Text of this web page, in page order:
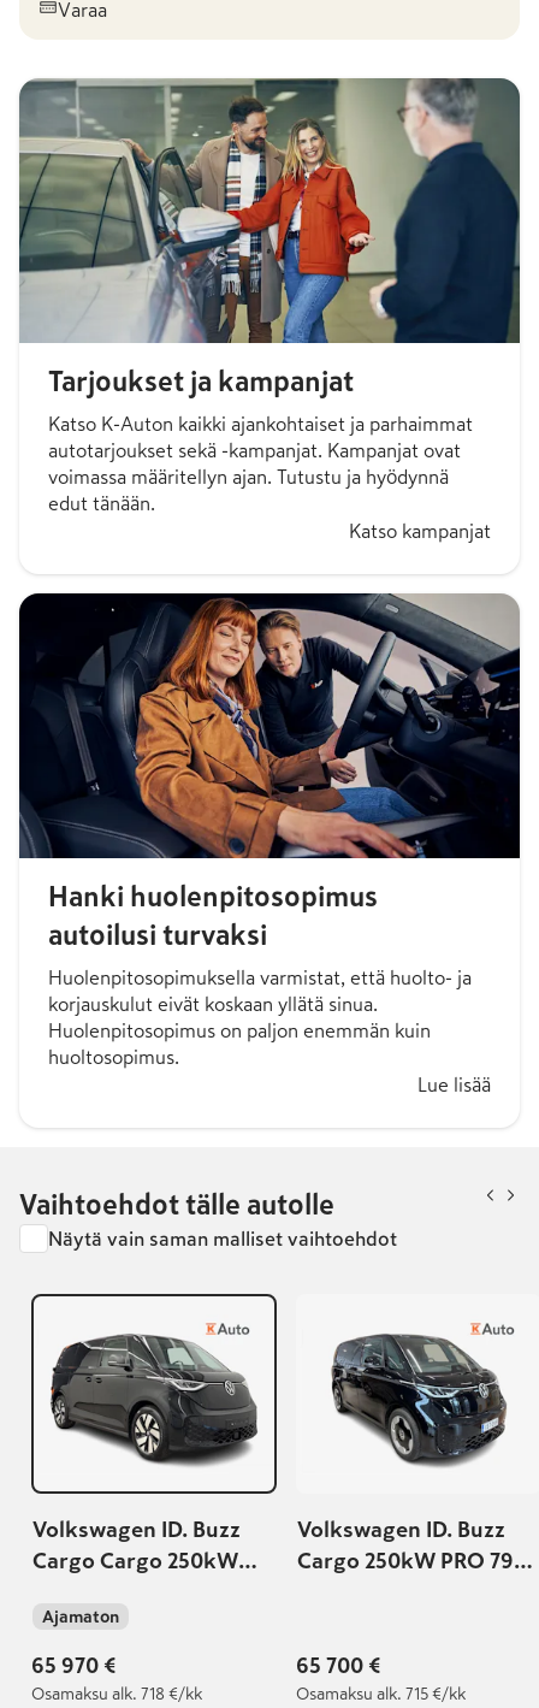
Varaa
Tarjoukset ja kampanjat
Katso K-Auton kaikki ajankohtaiset ja parhaimmat
autotarjoukset sekä -kampanjat. Kampanjat ovat
voimassa määritellyn ajan. Tutustu ja hyödynnä
edut tänään.
Katso kampanjat
Hanki huolenpitosopimus
autoilusi turvaksi
Huolenpitosopimuksella varmistat, että huolto- ja
korjauskulut eivät koskaan yllätä sinua.
Huolenpitosopimus on paljon enemmän kuin
huoltosopimus.
Lue lisää
Vaihtoehdot tälle autolle
Näytä vain saman malliset vaihtoehdot
Volkswagen ID. Buzz
Cargo Cargo 250kW
Ajamaton
65 970 €
Osamaksu alk. 718 €/kk
Volkswagen ID. Buzz
Cargo 250kW PRO 79
65 700 €
Osamaksu alk. 715 €/kk